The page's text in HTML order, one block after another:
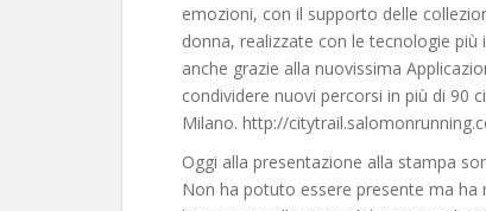
emozioni, con il supporto delle
donna, realizzate con le tecnologie
anche grazie alla nuovissima
condividere nuovi percorsi in più di 90
Milano. http://
Oggi alla presentazione alla stampa
Non ha potuto essere presente ma